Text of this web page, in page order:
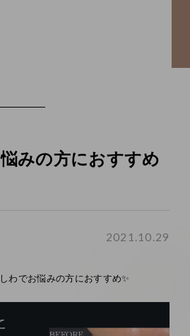
みの方におすすめ
2021.10.29
わでお悩みの方におすすめ✨